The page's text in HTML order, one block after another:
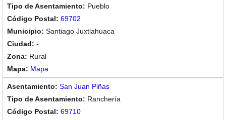
Pueblo
69702
Santiago Juxtlahuaca
-
Rural
Mapa
San Juan Piñas
Ranchería
69710